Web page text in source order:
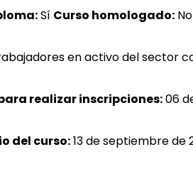
Sí Curso homologado: No
en activo del sector
realizar inscripciones:06
del curso:13 de septiembre de